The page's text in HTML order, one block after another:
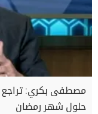
مصطفى بكري: تراجع
حلول شهر رمضان